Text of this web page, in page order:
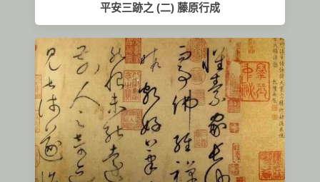
平安三跡之 (二) 藤原行成